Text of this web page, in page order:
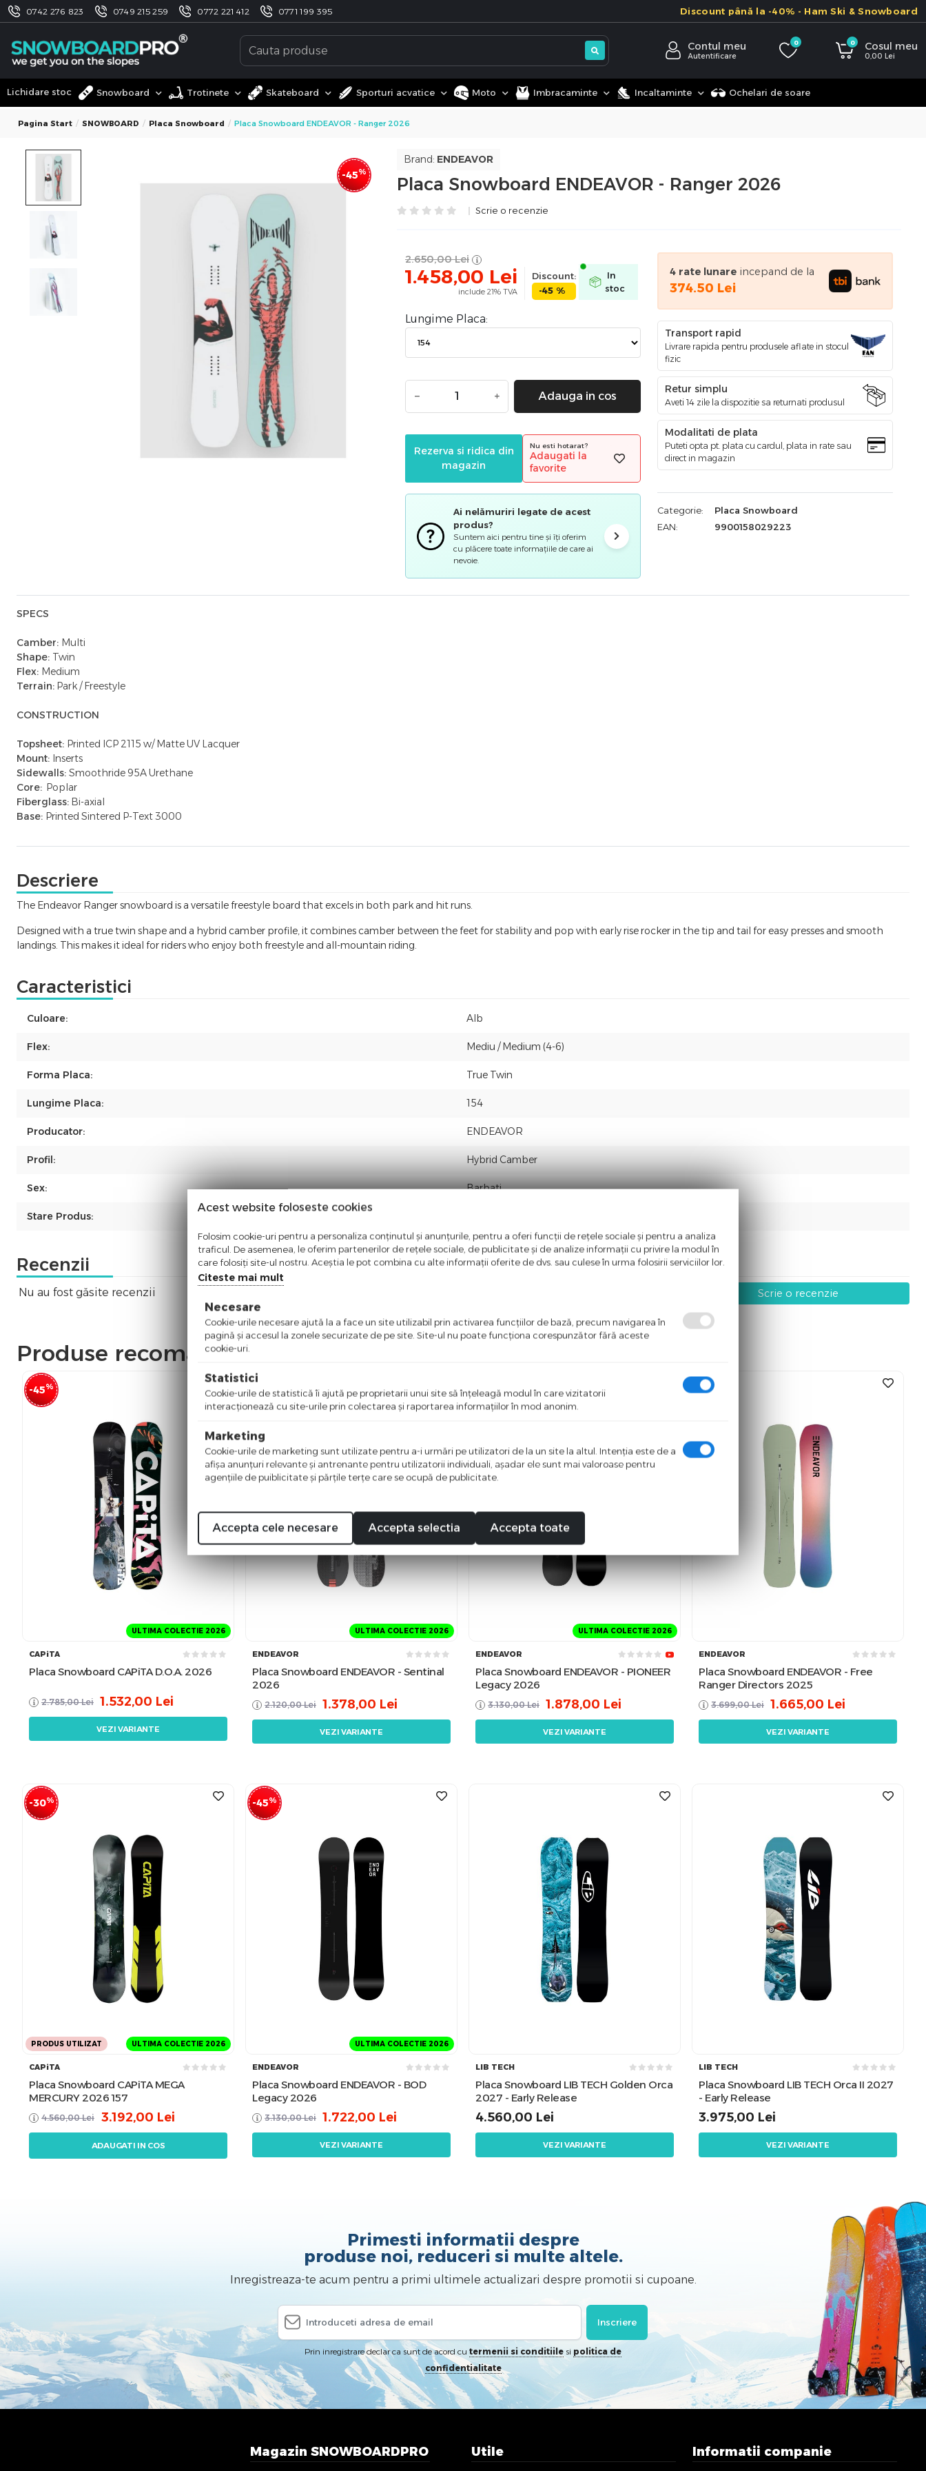
0742 276 823 0749 215 259 0772 221 412 0771 199 395 Discount până la -40% - Ham Ski & Snowboard
Contul meu
Autentificare
0 0 Cosul meu
0,00 Lei
Lichidare stoc Snowboard Trotinete Skateboard Sporturi acvatice Moto Imbracaminte Incaltaminte Ochelari de soare
Pagina Start SNOWBOARD Placa Snowboard Placa Snowboard ENDEAVOR - Ranger 2026
-45%
Brand: ENDEAVOR
Placa Snowboard ENDEAVOR - Ranger 2026
Scrie o recenzie
2.650,00 Lei
1.458,00 Lei
include 21% TVA
Discount:
-45 %
In
stoc
Lungime Placa:
− + Adauga in cos
Rezerva si ridica din
magazin
Nu esti hotarat?
Adaugati la
favorite
Ai nelămuriri legate de acest
produs?
Suntem aici pentru tine și îți oferim
cu plăcere toate informațiile de care ai
nevoie.
4 rate lunare incepand de la
374.50 Lei
Transport rapid
Livrare rapida pentru produsele aflate in stocul
fizic
Retur simplu
Aveti 14 zile la dispozitie sa returnati produsul
Modalitati de plata
Puteti opta pt. plata cu cardul, plata in rate sau
direct in magazin
Categorie:
Placa Snowboard
EAN:
9900158029223
SPECS
Camber: Multi
Shape: Twin
Flex: Medium
Terrain: Park / Freestyle
CONSTRUCTION
Topsheet: Printed ICP 2115 w/ Matte UV Lacquer
Mount: Inserts
Sidewalls: Smoothride 95A Urethane
Core: Poplar
Fiberglass: Bi-axial
Base: Printed Sintered P-Text 3000
Descriere
The Endeavor Ranger snowboard is a versatile freestyle board that excels in both park and hit runs.
Designed with a true twin shape and a hybrid camber profile, it combines camber between the feet for stability and pop with early rise rocker in the tip and tail for easy presses and smooth
landings. This makes it ideal for riders who enjoy both freestyle and all-mountain riding.
Caracteristici
Culoare: Alb
Flex: Mediu / Medium (4-6)
Forma Placa: True Twin
Lungime Placa: 154
Producator: ENDEAVOR
Profil: Hybrid Camber
Sex: Barbati
Stare Produs:
Recenzii
Nu au fost găsite recenzii Scrie o recenzie
Produse recomandate
-45%
ULTIMA COLECTIE 2026
CAPiTA
Placa Snowboard CAPiTA D.O.A. 2026
2.785,00 Lei 1.532,00 Lei
VEZI VARIANTE
-35
ULTIMA COLECTIE 2026
ENDEAVOR
Placa Snowboard ENDEAVOR - Sentinal
2026
2.120,00 Lei 1.378,00 Lei
VEZI VARIANTE
-40
ULTIMA COLECTIE 2026
ENDEAVOR
Placa Snowboard ENDEAVOR - PIONEER
Legacy 2026
3.130,00 Lei 1.878,00 Lei
VEZI VARIANTE
-55
ENDEAVOR
Placa Snowboard ENDEAVOR - Free
Ranger Directors 2025
3.699,00 Lei 1.665,00 Lei
VEZI VARIANTE
-30%
ULTIMA COLECTIE 2026
PRODUS UTILIZAT
CAPiTA
Placa Snowboard CAPiTA MEGA
MERCURY 2026 157
4.560,00 Lei 3.192,00 Lei
ADAUGATI IN COS
-45%
ULTIMA COLECTIE 2026
ENDEAVOR
Placa Snowboard ENDEAVOR - BOD
Legacy 2026
3.130,00 Lei 1.722,00 Lei
VEZI VARIANTE
LIB TECH
Placa Snowboard LIB TECH Golden Orca
2027 - Early Release
4.560,00 Lei
VEZI VARIANTE
LIB TECH
Placa Snowboard LIB TECH Orca II 2027
- Early Release
3.975,00 Lei
VEZI VARIANTE
Primesti informatii despre
produse noi, reduceri si multe altele.
Inregistreaza-te acum pentru a primi ultimele actualizari despre promotii si cupoane.
Inscriere
Prin inregistrare declar ca sunt de acord cu termenii si conditiile si politica de
confidentialitate
Magazin SNOWBOARDPRO Utile Informatii companie
Acest website foloseste cookies
Folosim cookie-uri pentru a personaliza conținutul și anunțurile, pentru a oferi funcții de rețele sociale și pentru a analiza
traficul. De asemenea, le oferim partenerilor de rețele sociale, de publicitate și de analize informații cu privire la modul în
care folosiți site-ul nostru. Aceștia le pot combina cu alte informații oferite de dvs. sau culese în urma folosirii serviciilor lor.
Citeste mai mult
Necesare
Cookie-urile necesare ajută la a face un site utilizabil prin activarea funcţiilor de bază, precum navigarea în
pagină şi accesul la zonele securizate de pe site. Site-ul nu poate funcţiona corespunzător fără aceste
cookie-uri.
Statistici
Cookie-urile de statistică îi ajută pe proprietarii unui site să înţeleagă modul în care vizitatorii
interacţionează cu site-urile prin colectarea şi raportarea informaţiilor în mod anonim.
Marketing
Cookie-urile de marketing sunt utilizate pentru a-i urmări pe utilizatori de la un site la altul. Intenţia este de a
afişa anunţuri relevante şi antrenante pentru utilizatorii individuali, aşadar ele sunt mai valoroase pentru
agenţiile de puiblicitate şi părţile terţe care se ocupă de publicitate.
Accepta cele necesare Accepta selectia Accepta toate